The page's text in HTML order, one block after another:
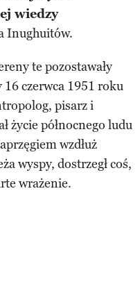
wiedzy
Inughuitów.
te pozostawały
czerwca 1951 roku
pisarz i
życie północnego ludu
wzdłuż
wyspy, dostrzegł coś,
wrażenie.